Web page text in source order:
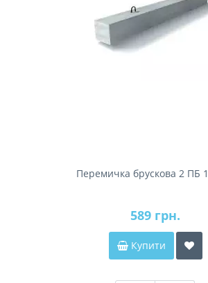
Перемичка брускова 2 ПБ
589 грн.
Купити